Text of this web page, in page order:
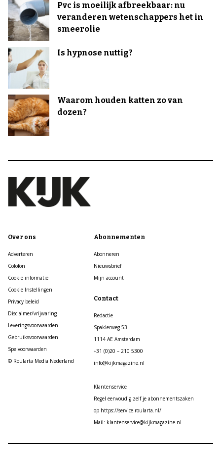
Pvc is moeilijk afbreekbaar: nu
veranderen wetenschappers het in
smeerolie
Is hypnose nuttig?
Waarom houden katten zo van
dozen?
Over ons
Adverteren
Colofon
Cookie informatie
Cookie Instellingen
Privacy beleid
Disclaimer/vrijwaring
Leveringsvoorwaarden
Gebruiksvoorwaarden
Spelvoorwaarden
© Roularta Media Nederland
Abonnementen
Abonneren
Nieuwsbrief
Mijn account
Contact
Redactie
Spaklerweg 53
1114 AE Amsterdam
+31 (0)20 – 210 5300
info@kijkmagazine.nl
Klantenservice
Regel eenvoudig zelf je abonnementszaken
op https://service.roularta.nl/
Mail: klantenservice@kijkmagazine.nl